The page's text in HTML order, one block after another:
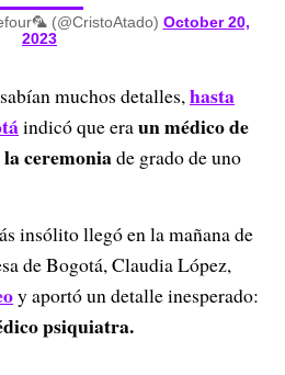
(@CristoAtado) October 20,
2023
muchos detalles,hasta
indicó que eraun médico de
la ceremoniade grado de uno
insólito llegó en la mañana de
de Bogotá, Claudia López,
y aportó un detalle inesperado:
psiquiatra.